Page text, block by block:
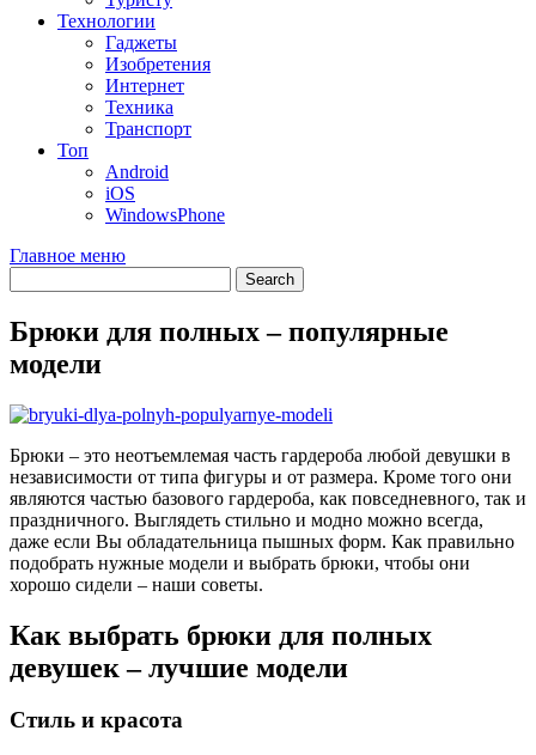
Технологии
Гаджеты
Изобретения
Интернет
Техника
Транспорт
Топ
Android
iOS
WindowsPhone
Главное меню
Брюки для полных – популярные
модели
Брюки – это неотъемлемая часть гардероба любой девушки в
независимости от типа фигуры и от размера. Кроме того они
являются частью базового гардероба, как повседневного, так и
праздничного. Выглядеть стильно и модно можно всегда,
даже если Вы обладательница пышных форм. Как правильно
подобрать нужные модели и выбрать брюки, чтобы они
хорошо сидели – наши советы.
Как выбрать брюки для полных
девушек – лучшие модели
Стиль и красота